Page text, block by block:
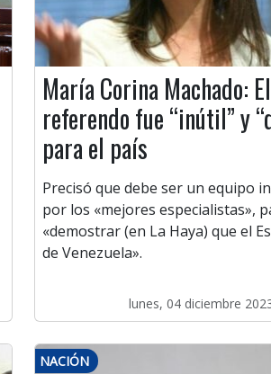
María Corina Machado: El
referendo fue “inútil” y
para el país
Precisó que debe ser un equipo
por los «mejores especialistas»,
«demostrar (en La Haya) que el
de Venezuela».
lunes, 04 diciembre
NACIÓN